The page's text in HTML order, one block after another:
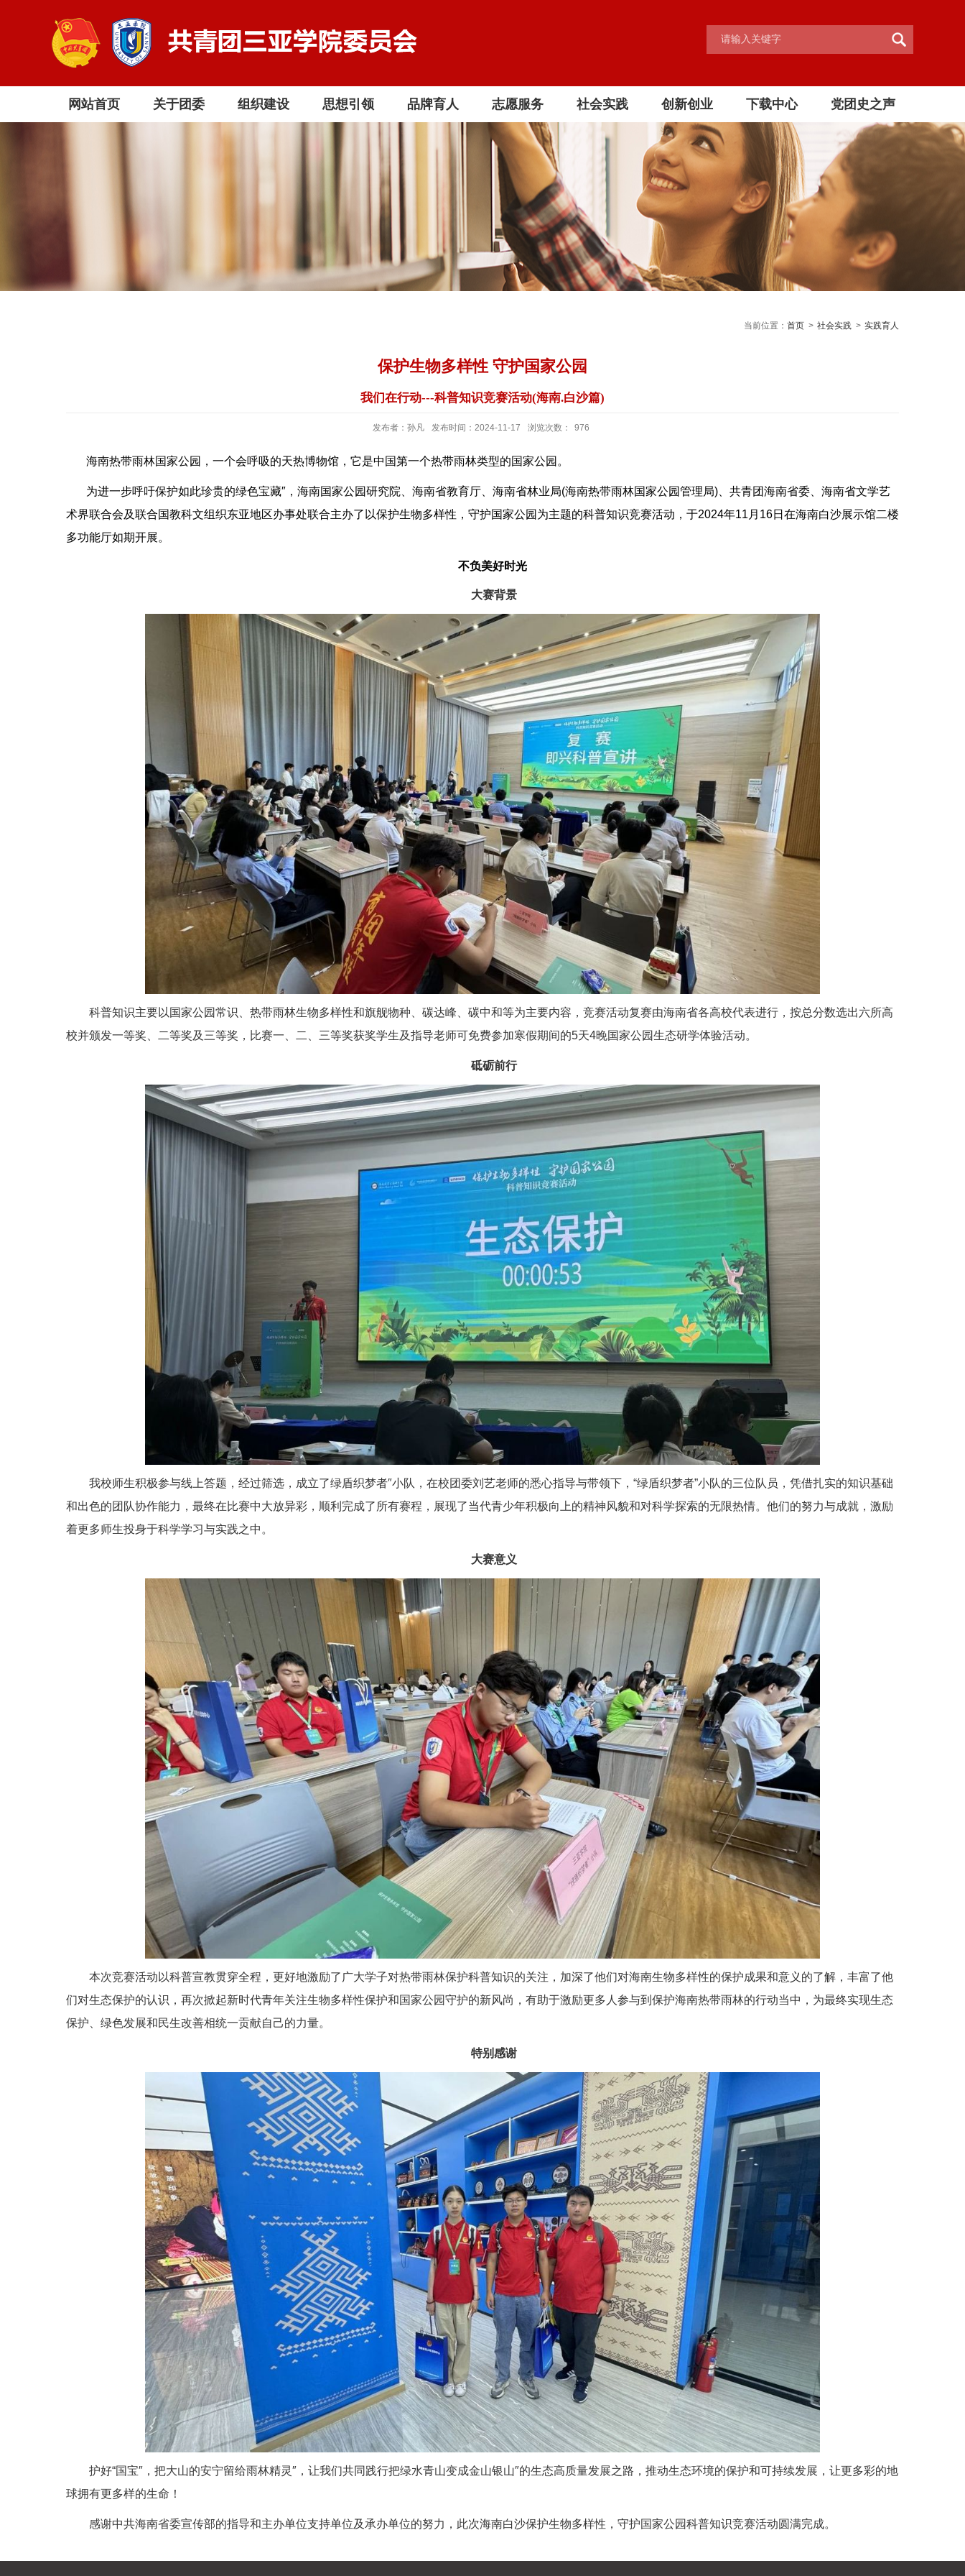
网站首页 关于团委 组织建设 思想引领 品牌育人 志愿服务 社会实践 创新创业 下载中心 党团史之声
当前位置： 首页 > 社会实践 > 实践育人
保护生物多样性 守护国家公园
我们在行动---科普知识竞赛活动(海南.白沙篇)
发布者：孙凡 发布时间：2024-11-17 浏览次数： 976
海南热带雨林国家公园，一个会呼吸的天热博物馆，它是中国第一个热带雨林类型的国家公园。
为进一步呼吁保护如此珍贵的绿色宝藏″，海南国家公园研究院、 海南省教育厅、海南省林业局(海南热带雨林国家公园管理局)、共青团海南省委、海南省文学艺
术界联合会及联合国教科文组织东亚地区办事处联合主办了以保护生物多样性，守护国家公园为主题的科普知识竞赛活动，于2024年11月16日在海南白沙展示馆二楼
多功能厅如期开展。
不负美好时光
大赛背景
科普知识主要以国家公园常识、热带雨林生物多样性和旗舰物种、碳达峰、碳中和等为主要内容，竞赛活动复赛由海南省各高校代表进行，按总分数选出六所高
校并颁发一等奖、二等奖及三等奖，比赛一、二、三等奖获奖学生及指导老师可免费参加寒假期间的5天4晚国家公园生态研学体验活动。
砥砺前行
我校师生积极参与线上答题，经过筛选，成立了绿盾织梦者″小队，在校团委刘艺老师的悉心指导与带领下，“绿盾织梦者”小队的三位队员，凭借扎实的知识基础
和出色的团队协作能力，最终在比赛中大放异彩，顺利完成了所有赛程，展现了当代青少年积极向上的精神风貌和对科学探索的无限热情。他们的努力与成就，激励
着更多师生投身于科学学习与实践之中。
大赛意义
本次竞赛活动以科普宣教贯穿全程，更好地激励了广大学子对热带雨林保护科普知识的关注，加深了他们对海南生物多样性的保护成果和意义的了解，丰富了他
们对生态保护的认识，再次掀起新时代青年关注生物多样性保护和国家公园守护的新风尚，有助于激励更多人参与到保护海南热带雨林的行动当中，为最终实现生态
保护、绿色发展和民生改善相统一贡献自己的力量。
特别感谢
护好“国宝″，把大山的安宁留给雨林精灵″，让我们共同践行把绿水青山变成金山银山″的生态高质量发展之路，推动生态环境的保护和可持续发展，让更多彩的地
球拥有更多样的生命！
感谢中共海南省委宣传部的指导和主办单位支持单位及承办单位的努力，此次海南白沙保护生物多样性，守护国家公园科普知识竞赛活动圆满完成。